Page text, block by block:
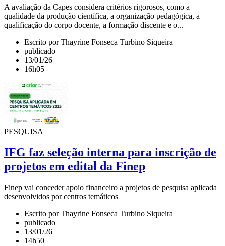
A avaliação da Capes considera critérios rigorosos, como a
qualidade da produção científica, a organização pedagógica, a
qualificação do corpo docente, a formação discente e o...
Escrito por Thayrine Fonseca Turbino Siqueira
publicado
13/01/26
16h05
PESQUISA
IFG faz seleção interna para inscrição de
projetos em edital da Finep
Finep vai conceder apoio financeiro a projetos de pesquisa aplicada
desenvolvidos por centros temáticos
Escrito por Thayrine Fonseca Turbino Siqueira
publicado
13/01/26
14h50